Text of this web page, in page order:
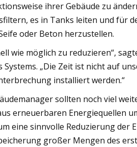
ihrer Gebäude zu
es in Tanks leiten und für
oder Beton herzustellen.
wie möglich zu reduzieren“,
„Die Zeit ist nicht auf
installiert werden.“
sollten noch viel
erneuerbaren Energiequellen
eine sinnvolle Reduzierung der
großer Mengen des